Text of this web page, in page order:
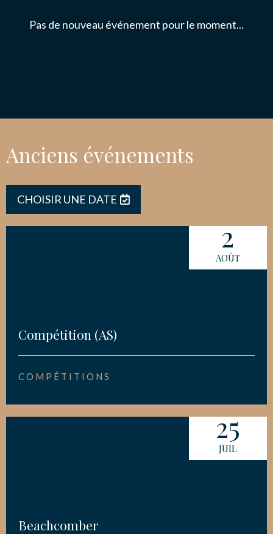
Pas de nouveau événement pour le moment...
Anciens événements
CHOISIR UNE DATE
2
AOÛT
Compétition (AS)
COMPÉTITIONS
25
JUIL
Beachcomber
NOUS CONTACTER